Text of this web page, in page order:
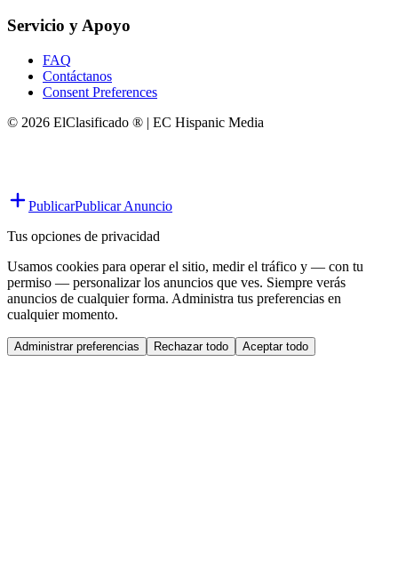
Servicio y Apoyo
FAQ
Contáctanos
Consent Preferences
© 2026 ElClasificado ® | EC Hispanic Media
PublicarPublicar Anuncio
Tus opciones de privacidad
Usamos cookies para operar el sitio, medir el tráfico y — con tu
permiso — personalizar los anuncios que ves. Siempre verás
anuncios de cualquier forma. Administra tus preferencias en
cualquier momento.
Administrar preferencias Rechazar todo Aceptar todo